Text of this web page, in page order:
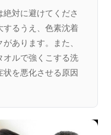
対に避けてくださ
するうえ、色素沈着
あります。また、
オルで強くこする洗
を悪化させる原因